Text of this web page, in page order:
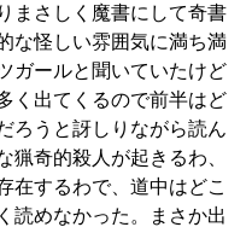
まさしく魔書にして奇書
な怪しい雰囲気に満ち満
ガールと聞いていたけど
く出てくるので前半はど
ろうと訝しりながら読ん
猟奇的殺人が起きるわ、
在するわで、道中はどこ
読めなかった。まさか出